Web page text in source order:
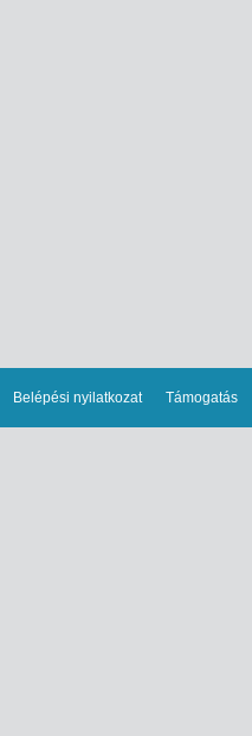
Belépési nyilatkozat Támogatás